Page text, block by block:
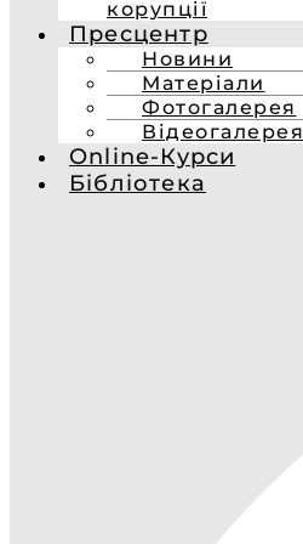
корупції
Пресцентр
Новини
Матеріали
Фотогалерея
Відеогалерея
Online-Курси
Бібліотека